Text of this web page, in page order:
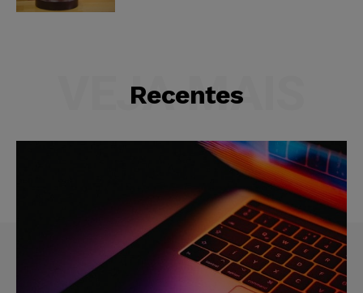
Recentes
VEJA MAIS